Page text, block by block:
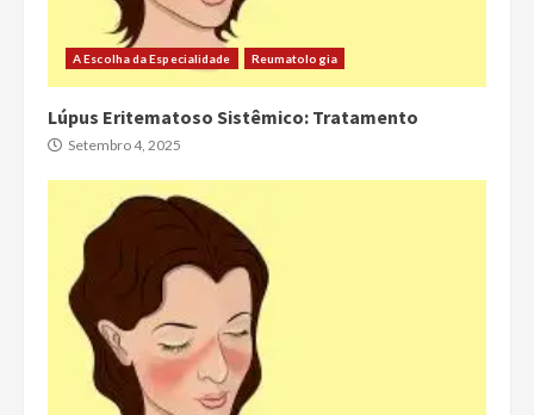
A Escolha da Especialidade Reumatologia
Lúpus Eritematoso Sistêmico: Tratamento
Setembro 4, 2025